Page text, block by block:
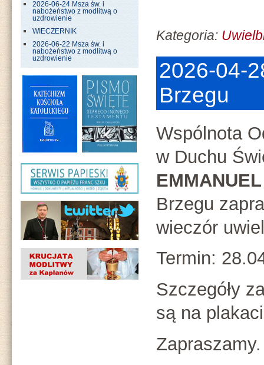
2026-06-24 Msza św. i
nabożeństwo z modlitwą o
uzdrowienie
WIECZERNIK
2026-06-22 Msza św. i
nabożeństwo z modlitwą o
uzdrowienie
Kategoria:
2026-04-
Brzegu
Wspólnota
w Duchu
EMMANUEL
Brzegu
wieczór
Termin:
Szczegóły
są na
Zapraszamy.